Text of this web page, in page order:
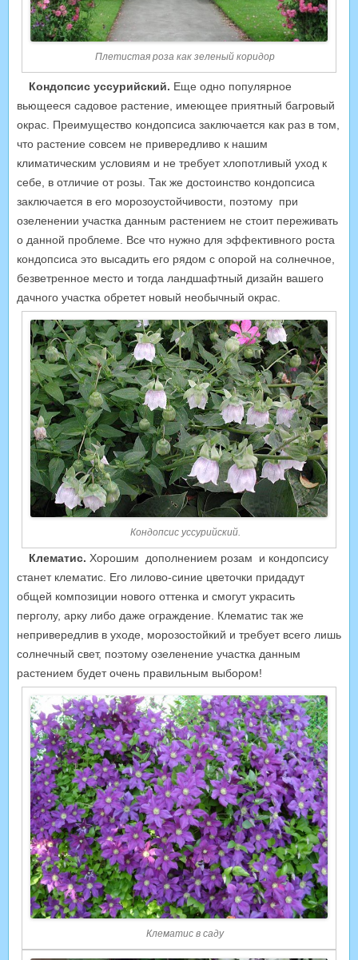
Плетистая роза как зеленый коридор
Кондопсис уссурийский. Еще одно популярное
вьющееся садовое растение, имеющее приятный багровый
окрас. Преимущество кондопсиса заключается как раз в том,
что растение совсем не привередливо к нашим
климатическим условиям и не требует хлопотливый уход к
себе, в отличие от розы. Так же достоинство кондопсиса
заключается в его морозоустойчивости, поэтому при
озеленении участка данным растением не стоит переживать
о данной проблеме. Все что нужно для эффективного роста
кондопсиса это высадить его рядом с опорой на солнечное,
безветренное место и тогда ландшафтный дизайн вашего
дачного участка обретет новый необычный окрас.
Кондопсис уссурийский.
Клематис. Хорошим дополнением розам и кондопсису
станет клематис. Его лилово-синие цветочки придадут
общей композиции нового оттенка и смогут украсить
перголу, арку либо даже ограждение. Клематис так же
непривередлив в уходе, морозостойкий и требует всего лишь
солнечный свет, поэтому озеленение участка данным
растением будет очень правильным выбором!
Клематис в саду